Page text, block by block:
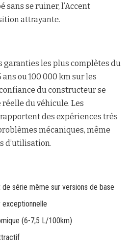
sans se ruiner, l’Accent
attrayante.
garanties les plus complètes du
ou 100 000 km sur les
du constructeur se
du véhicule. Les
des expériences très
mécaniques, même
d’utilisation.
série même sur versions de base
exceptionnelle
(6-7,5 L/100km)